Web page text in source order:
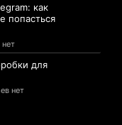
как
попасться
для
нет